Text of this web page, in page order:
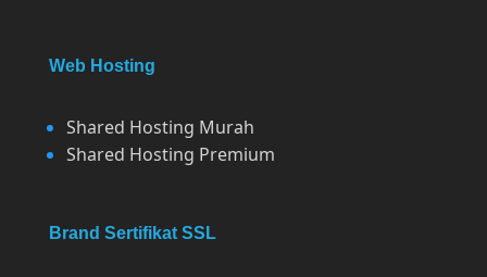
Web Hosting
Shared Hosting Murah
Shared Hosting Premium
Brand Sertifikat SSL